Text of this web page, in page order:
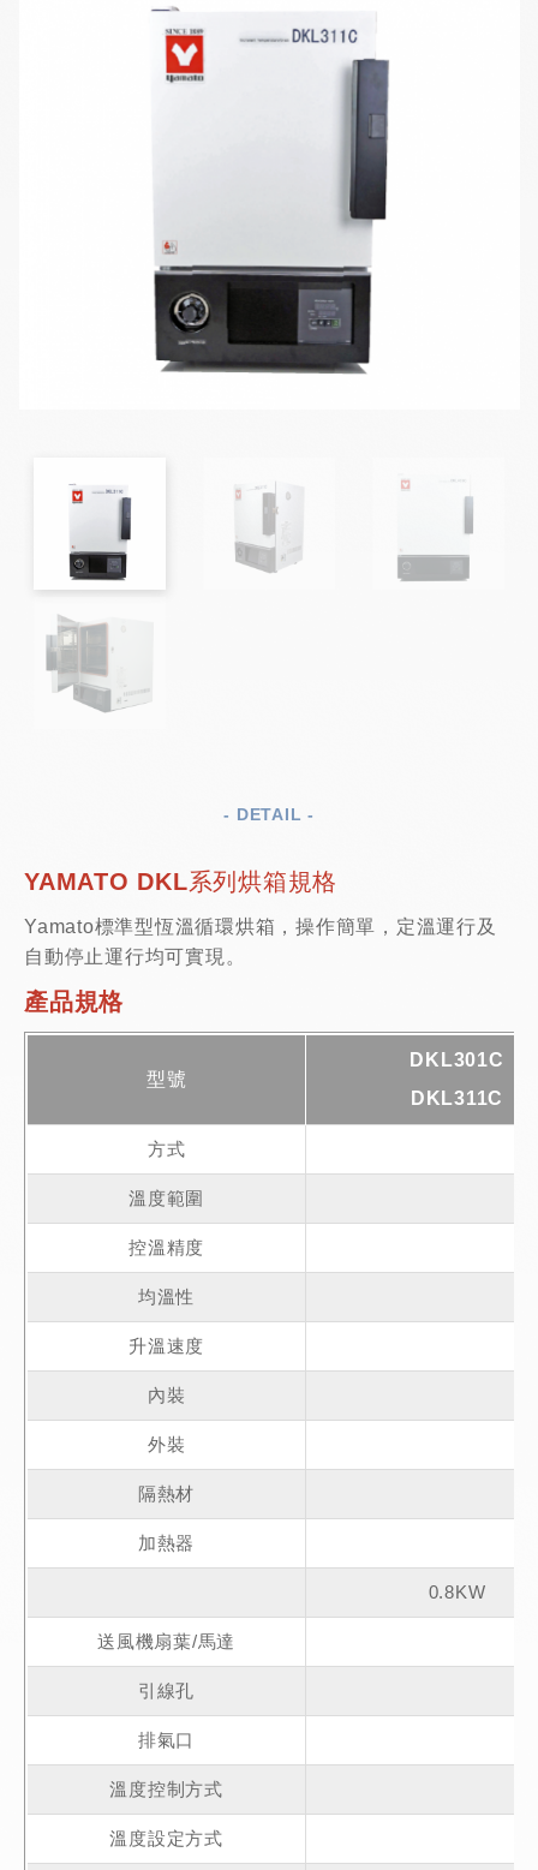
- DETAIL -
YAMATO DKL系列烘箱規格
Yamato標準型恆溫循環烘箱，操作簡單，定溫運行及
自動停止運行均可實現。
產品規格
型號
DKL301C
DKL311C
方式
溫度範圍
控溫精度
均溫性
升溫速度
內裝
外裝
隔熱材
加熱器
0.8KW
送風機扇葉/馬達
引線孔
排氣口
溫度控制方式
溫度設定方式